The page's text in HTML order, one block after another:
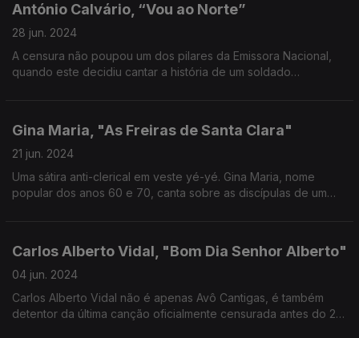
António Calvário, “Vou ao Norte”
28 jun. 2024
A censura não poupou um dos pilares da Emissora Nacional,
quando este decidiu cantar a história de um soldado
Gina Maria, "As Freiras de Santa Clara"
21 jun. 2024
Uma sátira anti-clerical em veste yé-yé. Gina Maria, nome
popular dos anos 60 e 70, canta sobre as discípulas de um
Carlos Alberto Vidal, "Bom Dia Senhor Alberto"
04 jun. 2024
Carlos Alberto Vidal não é apenas Avô Cantigas, é também
detentor da última canção oficialmente censurada antes do 25